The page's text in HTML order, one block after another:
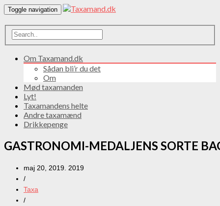
Toggle navigation
Om Taxamand.dk
Sådan bli’r du det
Om
Mød taxamanden
Lyt!
Taxamandens helte
Andre taxamænd
Drikkepenge
GASTRONOMI-MEDALJENS SORTE
maj 20, 2019. 2019
/
Taxa
/